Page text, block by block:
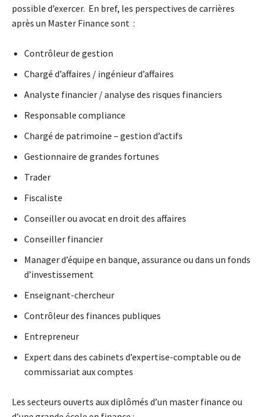
possible d’exercer. En bref, les perspectives de carrières
après un Master Finance sont :
Contrôleur de gestion
Chargé d’affaires / ingénieur d’affaires
Analyste financier / analyse des risques financiers
Responsable compliance
Chargé de patrimoine – gestion d’actifs
Gestionnaire de grandes fortunes
Trader
Fiscaliste
Conseiller ou avocat en droit des affaires
Conseiller financier
Manager d’équipe en banque, assurance ou dans un fonds
d’investissement
Enseignant-chercheur
Contrôleur des finances publiques
Entrepreneur
Expert dans des cabinets d’expertise-comptable ou de
commissariat aux comptes
Les secteurs ouverts aux diplômés d’un master finance ou